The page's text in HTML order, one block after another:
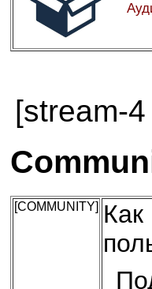
[stream-
[COMMUNITY]